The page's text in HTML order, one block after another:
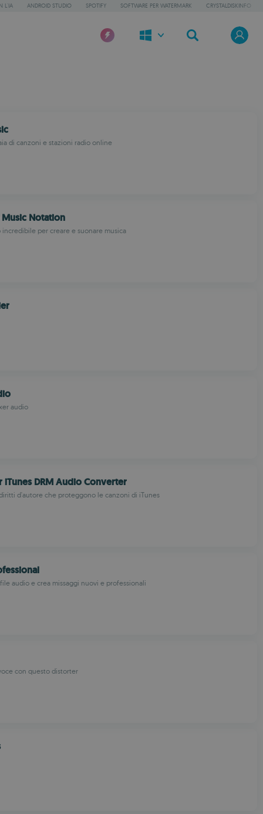
L'IA ANDROID STUDIO SPOTIFY SOFTWARE PER WATERMARK CRYSTALDISKINFO
di canzoni e stazioni radio online
Notation
incredibile per creare e suonare musica
audio
iTunes DRM Audio Converter
d'autore che proteggono le canzoni di iTunes
audio e crea missaggi nuovi e professionali
con questo distorter